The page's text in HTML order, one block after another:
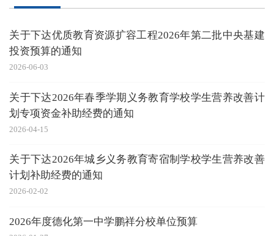
关于下达优质教育资源扩容工程2026年第二批中央基建
投资预算的通知
2026-06-03
关于下达2026年春季学期义务教育学校学生营养改善计
划专项资金补助经费的通知
2026-04-15
关于下达2026年城乡义务教育寄宿制学校学生营养改善
计划补助经费的通知
2026-02-02
2026年度德化第一中学鹏祥分校单位预算